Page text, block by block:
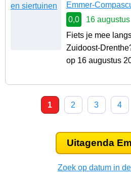
Emmer-
0,0
16 augustus
Fiets je mee
Zuidoost-
op 16 augustus
1 2 3 4
Uitagenda
Zoek op datum in